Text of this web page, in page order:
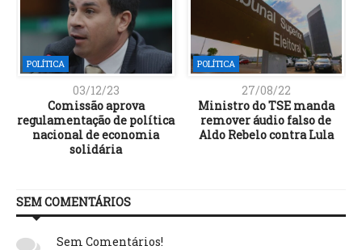
POLÍTICA
03/12/23
Comissão aprova
regulamentação de política
nacional de economia
solidária
POLÍTICA
27/08/22
Ministro do TSE manda
remover áudio falso de
Aldo Rebelo contra Lula
SEM COMENTÁRIOS
Sem Comentários!